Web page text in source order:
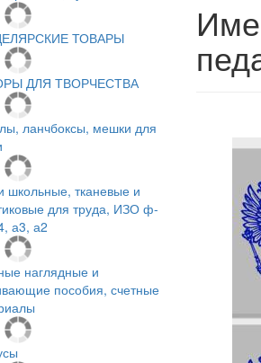
ТОВАРЫ
ДЛЯ ТВОРЧЕСТВА
ланчбоксы, мешки для
школьные, тканевые и
для труда, ИЗО ф-
а3, а2
наглядные и
пособия, счетные